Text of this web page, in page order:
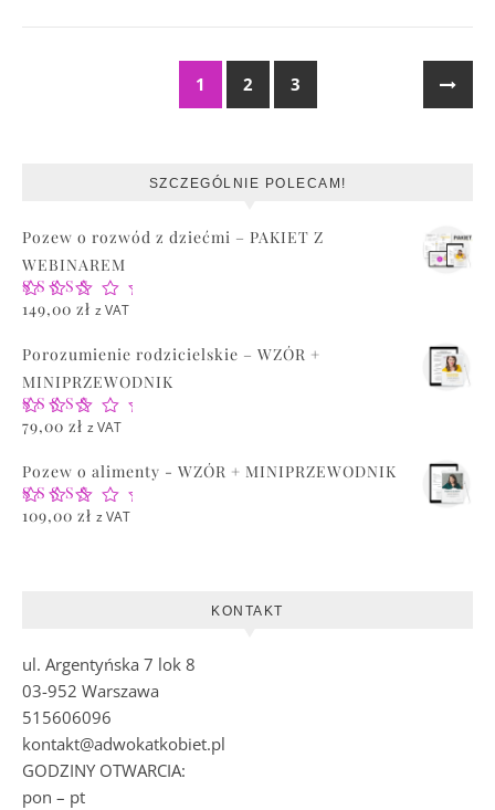
1 2 3
SZCZEGÓLNIE POLECAM!
Pozew o rozwód z dziećmi – PAKIET Z
WEBINAREM
Oceniono
5.00
149,00 zł z VAT
Porozumienie rodzicielskie – WZÓR +
MINIPRZEWODNIK
Oceniono
5.00
79,00 zł z VAT
Pozew o alimenty - WZÓR + MINIPRZEWODNIK
Oceniono
5.00
109,00 zł z VAT
KONTAKT
ul. Argentyńska 7 lok 8
03-952 Warszawa
515606096
kontakt@adwokatkobiet.pl
GODZINY OTWARCIA:
pon – pt